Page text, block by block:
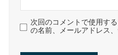
次回のコメントで使用す
の名前、メールアドレス